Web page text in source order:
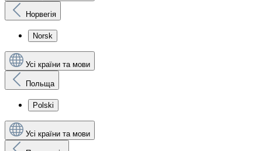
Норвегія
Norsk
Усі країни та мови
Польща
Polski
Усі країни та мови